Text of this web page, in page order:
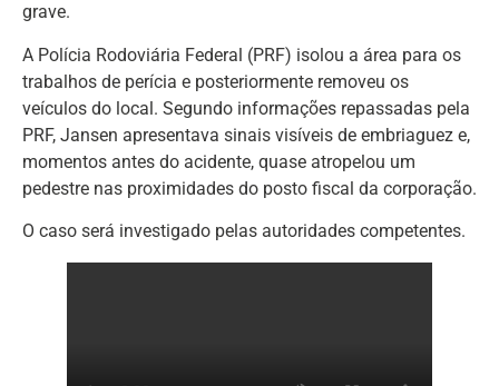
grave.
A Polícia Rodoviária Federal (PRF) isolou a área para os
trabalhos de perícia e posteriormente removeu os
veículos do local. Segundo informações repassadas pela
PRF, Jansen apresentava sinais visíveis de embriaguez e,
momentos antes do acidente, quase atropelou um
pedestre nas proximidades do posto fiscal da corporação.
O caso será investigado pelas autoridades competentes.